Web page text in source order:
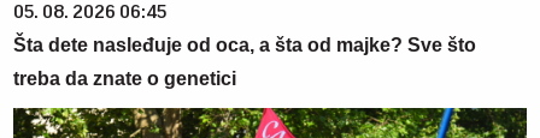
05. 08. 2026 06:45
Šta dete nasleđuje od oca, a šta od majke? Sve što
treba da znate o genetici